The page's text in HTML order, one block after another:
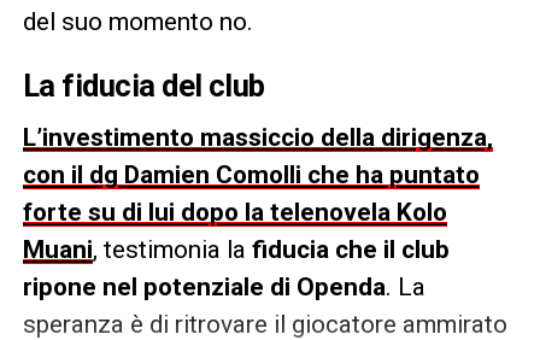
del suo momento no.
La fiducia del club
L’investimento massiccio della dirigenza,
con il dg Damien Comolli che ha puntato
forte su di lui dopo la telenovela Kolo
Muani, testimonia la fiducia che il club
ripone nel potenziale di Openda. La
speranza è di ritrovare il giocatore ammirato